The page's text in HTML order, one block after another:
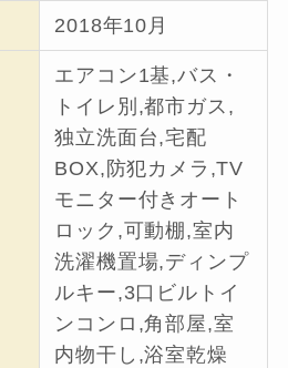
2018年10月
エアコン1基,バス・
トイレ別,都市ガス,
独立洗面台,宅配
BOX,防犯カメラ,TV
モニター付きオート
ロック,可動棚,室内
洗濯機置場,ディンプ
ルキー,3口ビルトイ
ンコンロ,角部屋,室
内物干し,浴室乾燥